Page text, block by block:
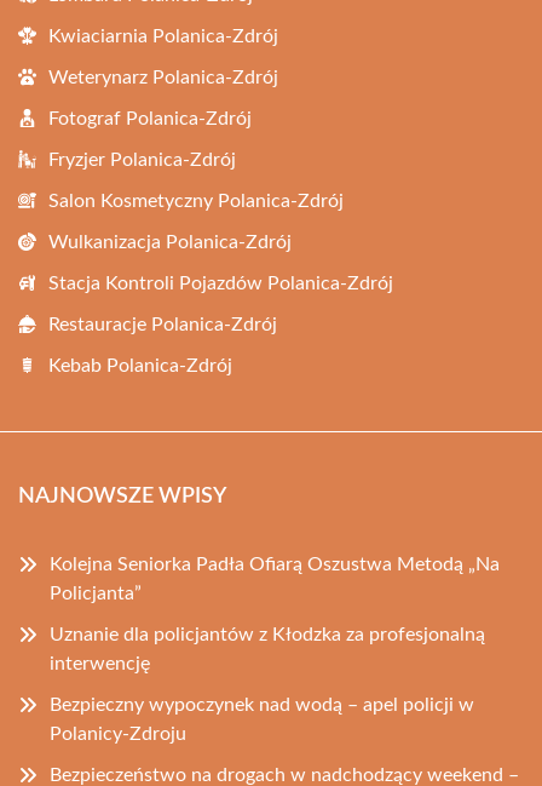
Kwiaciarnia Polanica-Zdrój
Weterynarz Polanica-Zdrój
Fotograf Polanica-Zdrój
Fryzjer Polanica-Zdrój
Salon Kosmetyczny Polanica-Zdrój
Wulkanizacja Polanica-Zdrój
Stacja Kontroli Pojazdów Polanica-Zdrój
Restauracje Polanica-Zdrój
Kebab Polanica-Zdrój
NAJNOWSZE WPISY
Kolejna Seniorka Padła Ofiarą Oszustwa Metodą „Na
Policjanta”
Uznanie dla policjantów z Kłodzka za profesjonalną
interwencję
Bezpieczny wypoczynek nad wodą – apel policji w
Polanicy-Zdroju
Bezpieczeństwo na drogach w nadchodzący weekend –